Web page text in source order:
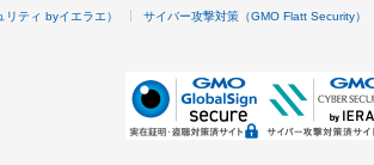
ティ byイエラエ） サイバー攻撃対策（GMO Flatt Security）